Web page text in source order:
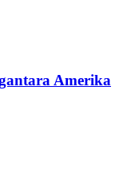
Amerika